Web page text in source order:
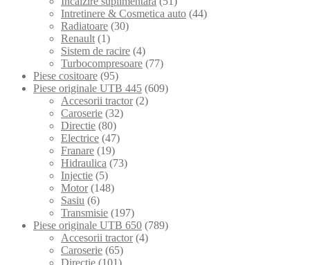
Intretinere & Cosmetica auto (44)
Radiatoare (30)
Renault (1)
Sistem de racire (4)
Turbocompresoare (77)
Piese cositoare (95)
Piese originale UTB 445 (609)
Accesorii tractor (2)
Caroserie (32)
Directie (80)
Electrice (47)
Franare (19)
Hidraulica (73)
Injectie (5)
Motor (148)
Sasiu (6)
Transmisie (197)
Piese originale UTB 650 (789)
Accesorii tractor (4)
Caroserie (65)
Directie (101)